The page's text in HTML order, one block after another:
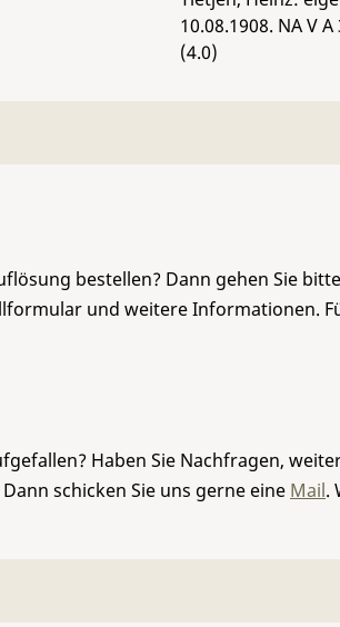
10.08.1908. NA V
(4.0)
bestellen? Dann gehen Sie
und weitere Informationen.
Haben Sie Nachfragen,
schicken Sie uns gerne eine Mail.